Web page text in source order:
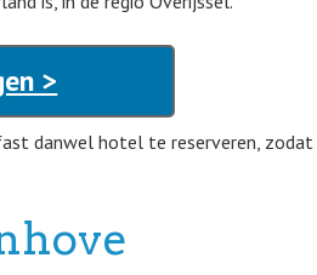
>
danwel hotel te reserveren, zodat